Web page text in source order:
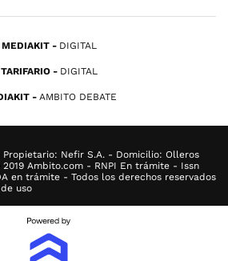
MEDIAKIT DIGITAL
TARIFARIO DIGITAL
AMBITO DEBATE
Nefir S.A. - Domicilio: Olleros
2019 Ambito.com - RNPI En trámite - Issn
en trámite - Todos los derechos reservados
uso